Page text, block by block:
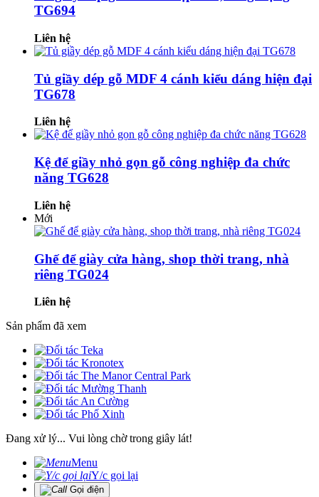
TG694
Liên hệ
Tủ giầy dép gỗ MDF 4 cánh kiểu dáng hiện đại
TG678
Liên hệ
Kệ để giầy nhỏ gọn gỗ công nghiệp đa chức
năng TG628
Liên hệ
Mới
Ghế để giày cửa hàng, shop thời trang, nhà
riêng TG024
Liên hệ
Sản phẩm đã xem
Đang xử lý... Vui lòng chờ trong giây lát!
Menu
Y/c gọi lại
Gọi điện